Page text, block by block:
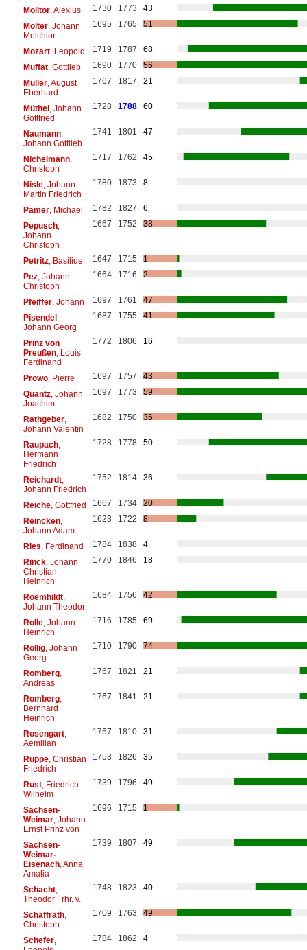
Molitor, Alexius 1730 1773
43
Molter, Johann
Melchior
1695 1765 51
Mozart, Leopold 1719 1787
68
Muffat, Gottlieb 1690 1770
56
Müller, August
Eberhard
1767 1817 21
Müthel, Johann
Gottfried
1728 1788 60
Naumann,
Johann Gottlieb
1741 1801 47
Nichelmann,
Christoph
1717 1762 45
Nisle, Johann
Martin Friedrich
1780 1873 8
Pamer, Michael 1782 1827
6
Pepusch,
Johann
Christoph
1667 1752 38
Petritz, Basilius 1647 1715
1
Pez, Johann
Christoph
1664 1716 2
Pfeiffer, Johann 1697 1761
47
Pisendel,
Johann Georg
1687 1755 41
Prinz von
Preußen, Louis
Ferdinand
1772 1806 16
Prowo, Pierre 1697 1757
43
Quantz, Johann
Joachim
1697 1773 59
Rathgeber,
Johann Valentin
1682 1750 36
Raupach,
Hermann
Friedrich
1728 1778 50
Reichardt,
Johann Friedrich
1752 1814 36
Reiche, Gottfried 1667 1734
20
Reincken,
Johann Adam
1623 1722 8
Ries , Ferdinand 1784 1838
4
Rinck, Johann
Christian
Heinrich
1770 1846 18
Roemhildt,
Johann Theodor
1684 1756 42
Rolle, Johann
Heinrich
1716 1785 69
Röllig, Johann
Georg
1710 1790 74
Romberg,
Andreas
1767 1821 21
Romberg,
Bernhard
Heinrich
1767 1841 21
Rosengart,
Aemilian
1757 1810 31
Ruppe, Christian
Friedrich
1753 1826 35
Rust, Friedrich
Wilhelm
1739 1796 49
Sachsen-
Weimar, Johann
Ernst Prinz von
1696 1715 1
Sachsen-
Weimar-
Eisenach, Anna
Amalia
1739 1807 49
Schacht,
Theodor Frhr. v.
1748 1823 40
Schaffrath,
Christoph
1709 1763 49
Schefer,
1784 1862 4